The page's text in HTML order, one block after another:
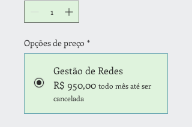
Opções de preço *
Gestão de Redes
R$ 950,00 todo mês até ser
cancelada